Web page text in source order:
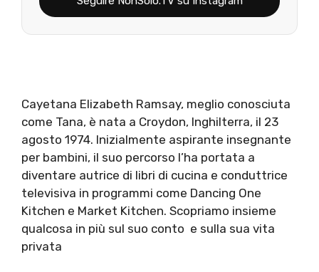
Cayetana Elizabeth Ramsay, meglio conosciuta
come Tana, è nata a Croydon, Inghilterra, il 23
agosto 1974. Inizialmente aspirante insegnante
per bambini, il suo percorso l’ha portata a
diventare autrice di libri di cucina e conduttrice
televisiva in programmi come Dancing One
Kitchen e Market Kitchen. Scopriamo insieme
qualcosa in più sul suo conto e sulla sua vita
privata